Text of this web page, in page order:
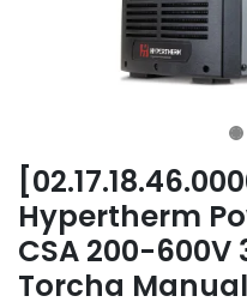
Hypertherm
CSA 200-600V
Torcha